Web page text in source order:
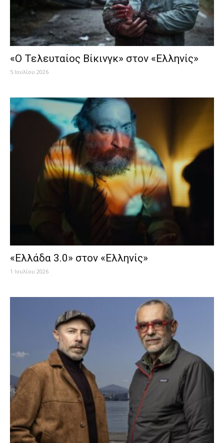
«Ο Τελευταίος Βίκινγκ» στον «Ελληνίς»
5 Ιουλίου 2026
«Ελλάδα 3.0» στον «Ελληνίς»
1 Ιουλίου 2026